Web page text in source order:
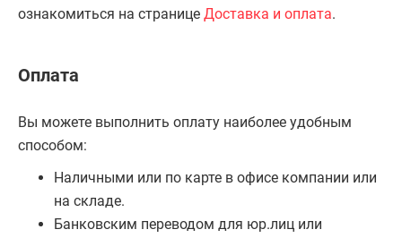
ознакомиться на странице Доставка и оплата.
Оплата
Вы можете выполнить оплату наиболее удобным
способом:
Наличными или по карте в офисе компании или
на складе.
Банковским переводом для юр.лиц или